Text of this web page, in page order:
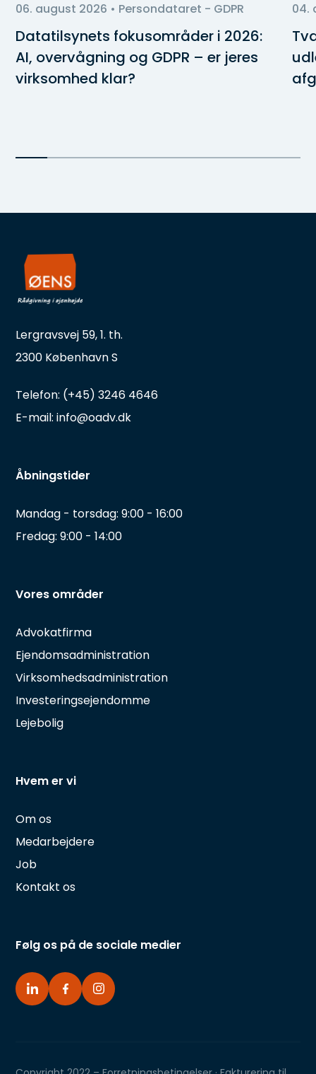
06. august 2026 • Persondataret - GDPR
Datatilsynets fokusområder i 2026:
AI, overvågning og GDPR – er jeres
virksomhed klar?
04.
Lergravsvej 59, 1. th.
2300 København S
Telefon: (+45) 3246 4646
E-mail: info@oadv.dk
Åbningstider
Mandag - torsdag: 9:00 - 16:00
Fredag: 9:00 - 14:00
Vores områder
Advokatfirma
Ejendomsadministration
Virksomhedsadministration
Investeringsejendomme
Lejebolig
Hvem er vi
Om os
Medarbejdere
Job
Kontakt os
Følg os på de sociale medier